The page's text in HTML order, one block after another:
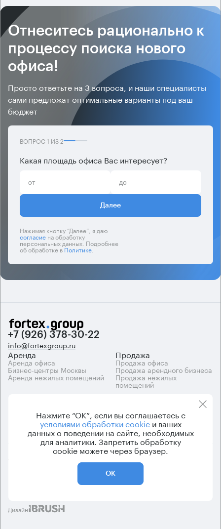
Отнеситесь рационально к
процессу поиска нового
офиса!
Просто ответьте на 3 вопроса, и наши специалисты
сами предложат оптимальные варианты под ваш
бюджет
ВОПРОС 1 ИЗ2
Какая площадь офиса Вас интересует?
Далее
Нажимая кнопку “Далее”, я даю
согласиена обработку
персональных данных. Подробнее
об обработке вПолитике.
+7 (926) 378-30-22
info@fortexgroup.ru
Аренда
Аренда офиса
Бизнес-центры Москвы
Аренда нежилых помещений
Продажа
Продажа офиса
Продажа арендного бизнеса
Продажа нежилых
помещений
Каталог бизнес-центров О компании
Вакансии
Контакты
© 2026 Fortex.Group. ООО «АРЕНДА ОФИСА», ОГРН 1177746948686,
Политика конфиденциальности
Дизайн
Нажмите “ОК”, если вы соглашаетесь с
условиями обработки cookieи ваших
данных о поведении на сайте, необходимых
для аналитики. Запретить обработку
cookie можете через браузер.
ОК